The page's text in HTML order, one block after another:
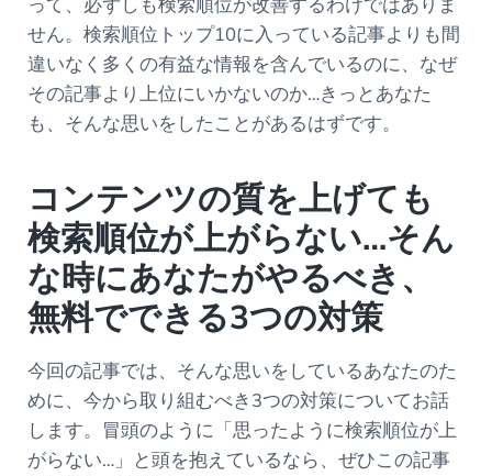
って、必ずしも検索順位が改善するわけではありま
せん。検索順位トップ10に入っている記事よりも間
違いなく多くの有益な情報を含んでいるのに、なぜ
その記事より上位にいかないのか…きっとあなた
も、そんな思いをしたことがあるはずです。
コンテンツの質を上げても
検索順位が上がらない…そん
な時にあなたがやるべき、
無料でできる3つの対策
今回の記事では、そんな思いをしているあなたのた
めに、今から取り組むべき3つの対策についてお話
します。冒頭のように「思ったように検索順位が上
がらない…」と頭を抱えているなら、ぜひこの記事